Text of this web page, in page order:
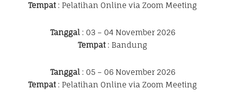
Tempat: Pelatihan Online via Zoom Meeting
Tanggal: 03 – 04 November 2026
Tempat: Bandung
Tanggal: 05 – 06 November 2026
Tempat: Pelatihan Online via Zoom Meeting